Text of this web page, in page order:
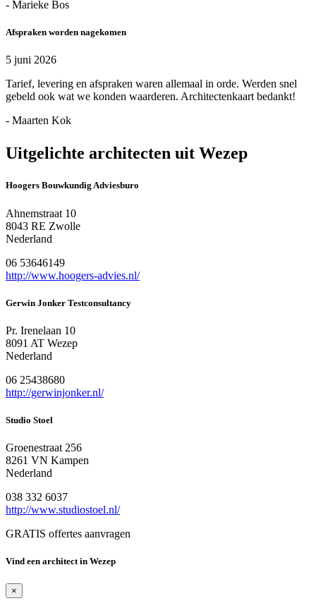
- Marieke Bos
Afspraken worden nagekomen
5 juni 2026
Tarief, levering en afspraken waren allemaal in orde. Werden snel
gebeld ook wat we konden waarderen. Architectenkaart bedankt!
- Maarten Kok
Uitgelichte architecten uit Wezep
Hoogers Bouwkundig Adviesburo
Ahnemstraat 10
8043 RE Zwolle
Nederland
06 53646149
http://www.hoogers-advies.nl/
Gerwin Jonker Testconsultancy
Pr. Irenelaan 10
8091 AT Wezep
Nederland
06 25438680
http://gerwinjonker.nl/
Studio Stoel
Groenestraat 256
8261 VN Kampen
Nederland
038 332 6037
http://www.studiostoel.nl/
GRATIS offertes aanvragen
Vind een architect in Wezep
×